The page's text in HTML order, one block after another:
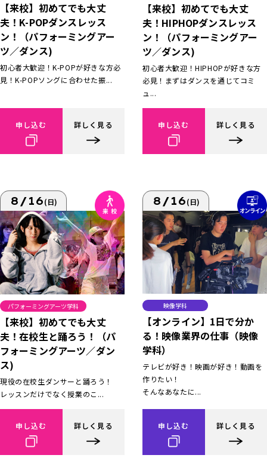
【来校】初めてでも大丈
夫！K-POPダンスレッス
ン！（パフォーミングアー
ツ／ダンス)
初心者大歓迎！K-POPが好きな方必
見！K-POPソングに合わせた振...
申し込む 詳しく見る
【来校】初めてでも大丈
夫！HIPHOPダンスレッス
ン！（パフォーミングアー
ツ／ダンス)
初心者大歓迎！HIPHOPが好きな方
必見！まずはダンスを通じてコミ
ュ...
申し込む 詳しく見る
8/16(日)
パフォーミングアーツ学科
【来校】初めてでも大丈
夫！在校生と踊ろう！（パ
フォーミングアーツ／ダン
ス)
現役の在校生ダンサーと踊ろう！
レッスンだけでなく授業のこ...
申し込む 詳しく見る
8/16(日)
映像学科
【オンライン】1日で分か
る！映像業界の仕事（映像
学科）
テレビが好き！映画が好き！動画を
作りたい！
そんなあなたに...
申し込む 詳しく見る